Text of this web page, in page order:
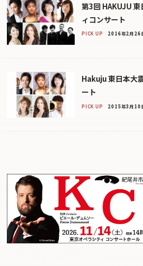
第3回 HAKUJU
ィコンサート
PICK UP 2016年2月26
Hakuju 東日本大
ート
PICK UP 2015年3月10